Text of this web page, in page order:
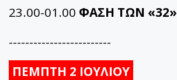
23.00-01.00 ΦΑΣΗ ΤΩΝ «32»
-------------------------
ΠΕΜΠΤΗ 2 ΙΟΥΛΙΟΥ